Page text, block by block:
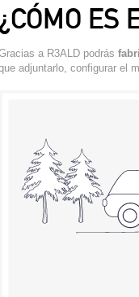
¿CÓMO ES
a R3ALD podrás
adjuntarlo, configurar el